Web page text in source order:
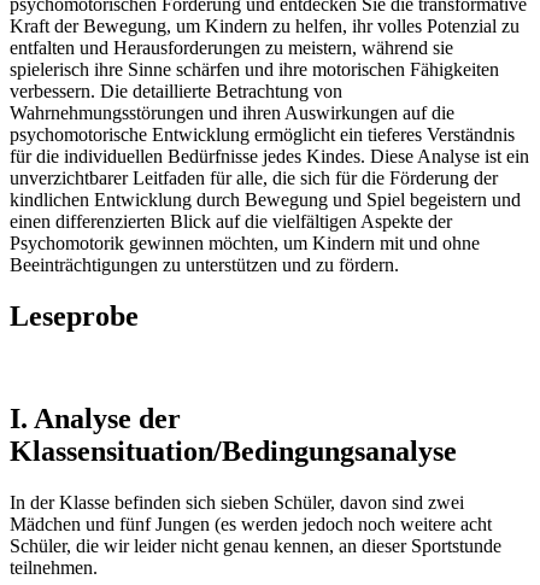
Kraft der Bewegung, um Kindern zu helfen, ihr volles Potenzial zu
entfalten und Herausforderungen zu meistern, während sie
spielerisch ihre Sinne schärfen und ihre motorischen Fähigkeiten
verbessern. Die detaillierte Betrachtung von
Wahrnehmungsstörungen und ihren Auswirkungen auf die
psychomotorische Entwicklung ermöglicht ein tieferes Verständnis
für die individuellen Bedürfnisse jedes Kindes. Diese Analyse ist ein
unverzichtbarer Leitfaden für alle, die sich für die Förderung der
kindlichen Entwicklung durch Bewegung und Spiel begeistern und
einen differenzierten Blick auf die vielfältigen Aspekte der
Psychomotorik gewinnen möchten, um Kindern mit und ohne
Beeinträchtigungen zu unterstützen und zu fördern.
Leseprobe
I. Analyse der
Klassensituation/Bedingungsanalyse
In der Klasse befinden sich sieben Schüler, davon sind zwei
Mädchen und fünf Jungen (es werden jedoch noch weitere acht
Schüler, die wir leider nicht genau kennen, an dieser Sportstunde
teilnehmen.